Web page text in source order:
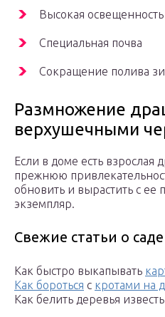
Высокая освещенность
Специальная почва
Сокращение полива
Размножение
верхушечными
Если в доме есть взрослая
прежнюю
обновить и вырастить с
экземпляр.
Свежие статьи о
Как быстро выкапывать
Как бороться с кротами на
Как белить деревья